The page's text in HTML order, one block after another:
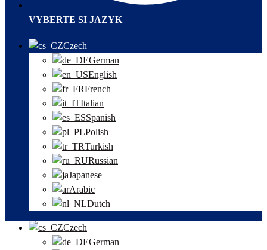
VYBERTE SI JAZYK
Czech
German
English
French
Italian
Spanish
Polish
Turkish
Russian
Japanese
Arabic
Dutch
Czech
German